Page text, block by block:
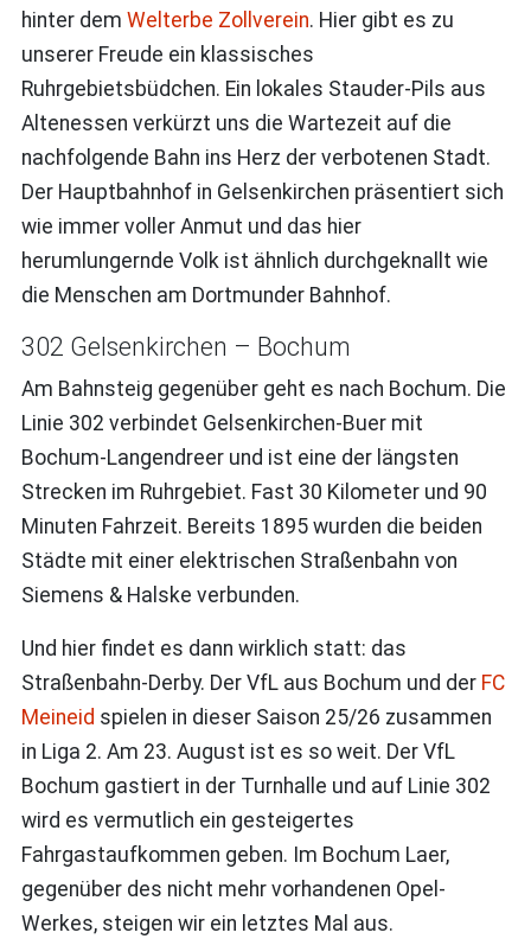
hinter dem Welterbe Zollverein. Hier gibt es zu
unserer Freude ein klassisches
Ruhrgebietsbüdchen. Ein lokales Stauder-Pils aus
Altenessen verkürzt uns die Wartezeit auf die
nachfolgende Bahn ins Herz der verbotenen Stadt.
Der Hauptbahnhof in Gelsenkirchen präsentiert sich
wie immer voller Anmut und das hier
herumlungernde Volk ist ähnlich durchgeknallt wie
die Menschen am Dortmunder Bahnhof.
302 Gelsenkirchen – Bochum
Am Bahnsteig gegenüber geht es nach Bochum. Die
Linie 302 verbindet Gelsenkirchen-Buer mit
Bochum-Langendreer und ist eine der längsten
Strecken im Ruhrgebiet. Fast 30 Kilometer und 90
Minuten Fahrzeit. Bereits 1895 wurden die beiden
Städte mit einer elektrischen Straßenbahn von
Siemens & Halske verbunden.
Und hier findet es dann wirklich statt: das
Straßenbahn-Derby. Der VfL aus Bochum und der FC
Meineid spielen in dieser Saison 25/26 zusammen
in Liga 2. Am 23. August ist es so weit. Der VfL
Bochum gastiert in der Turnhalle und auf Linie 302
wird es vermutlich ein gesteigertes
Fahrgastaufkommen geben. Im Bochum Laer,
gegenüber des nicht mehr vorhandenen Opel-
Werkes, steigen wir ein letztes Mal aus.